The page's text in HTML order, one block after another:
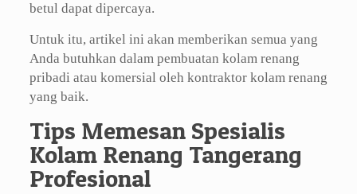
betul dapat dipercaya.
Untuk itu, artikel ini akan memberikan semua yang
Anda butuhkan dalam pembuatan kolam renang
pribadi atau komersial oleh kontraktor kolam renang
yang baik.
Tips Memesan Spesialis
Kolam Renang Tangerang
Profesional